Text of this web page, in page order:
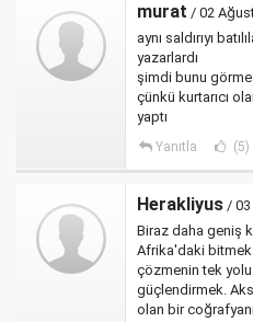
murat / 02
aynı saldırıyı
yazarlardı
şimdi bunu
çünkü kurtarıcı
yaptı
Yanıtla (5)
Herakliyus / 03
Biraz daha geniş
Afrika'daki bitmek
çözmenin tek
güçlendirmek.
olan bir